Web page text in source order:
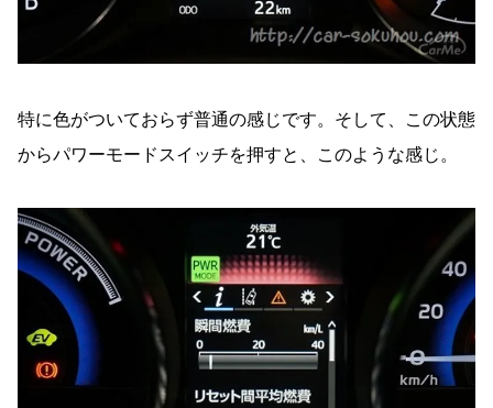
特に色がついておらず普通の感じです。そして、この状態
からパワーモードスイッチを押すと、このような感じ。